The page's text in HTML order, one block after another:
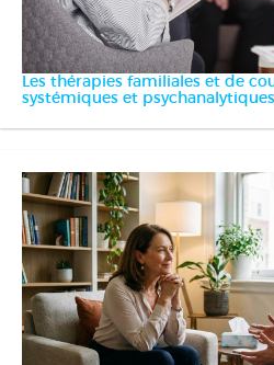
Les thérapies familiales et de
systémiques et psychanalytiques